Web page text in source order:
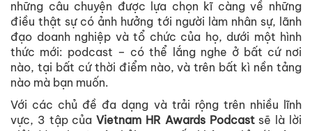
những câu chuyện được lựa chọn kĩ càng về những
điều thật sự có ảnh hưởng tới người làm nhân sự, lãnh
đạo doanh nghiệp và tổ chức của họ, dưới một hình
thức mới: podcast – có thể lắng nghe ở bất cứ nơi
nào, tại bất cứ thời điểm nào, và trên bất kì nền tảng
nào mà bạn muốn.
Với các chủ đề đa dạng và trải rộng trên nhiều lĩnh
vực, 3 tập củaVietnam HR Awards Podcastsẽ là lời